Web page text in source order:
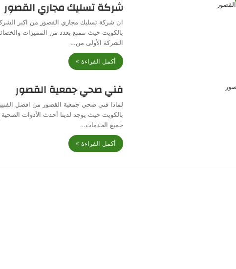
شركة تسليك مجاري القصور
ان شركة تسليك مجاري القصور من اكبر
بالكويت حيث تتمتع بعدد من المميزات
الشركة الأولى من…
أكمل القراءة »
فني صحي جمعية القصور
لماذا فني صحي جمعية القصور من افضل
بالكويت حيث يوجد لدينا أحدث الأدوات
جميع الخدمات…
أكمل القراءة »